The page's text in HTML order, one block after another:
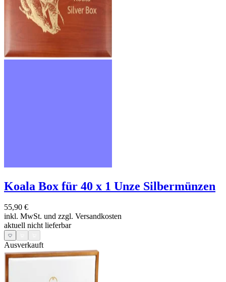
Koala Box für 40 x 1 Unze Silbermünzen
55,90 €
inkl. MwSt. und zzgl. Versandkosten
aktuell nicht lieferbar
Ausverkauft